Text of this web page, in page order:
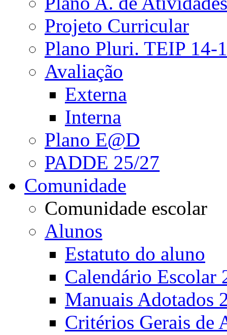
Projeto Curricular
Plano Pluri. TEIP 14-
Avaliação
Externa
Interna
Plano E@D
PADDE 25/27
Comunidade
Comunidade escolar
Alunos
Estatuto do aluno
Calendário Escolar
Manuais Adotados
Critérios Gerais de